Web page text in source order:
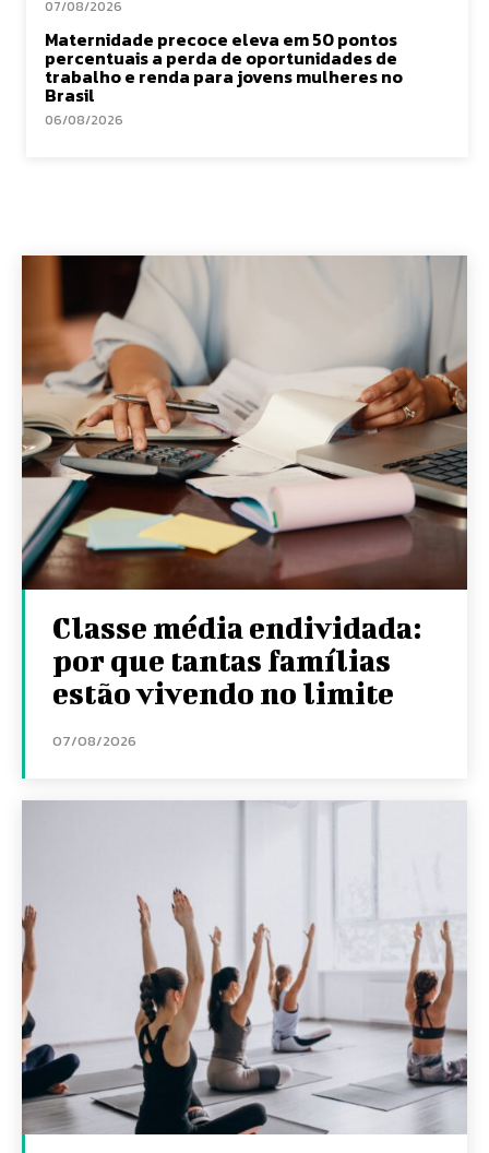
07/08/2026
Maternidade precoce eleva em 50 pontos
percentuais a perda de oportunidades de
trabalho e renda para jovens mulheres no
Brasil
06/08/2026
Classe média endividada:
por que tantas famílias
estão vivendo no limite
07/08/2026